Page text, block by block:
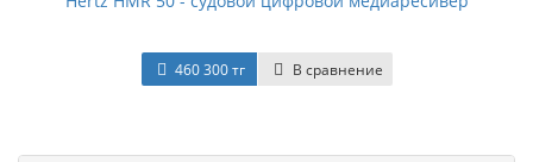
460 300 тг В сравнение